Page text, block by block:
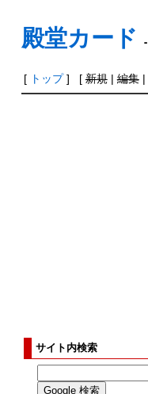
殿堂カード -
[ トップ] [新規|編集|
サイト内検索